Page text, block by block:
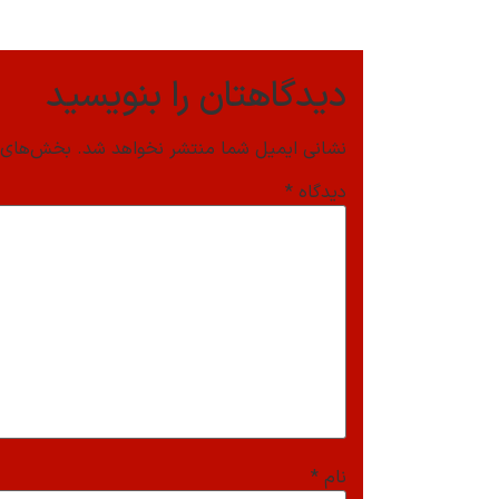
دیدگاهتان را بنویسید
نشانی ایمیل شما منتشر نخواهد شد. بخش‌های
دیدگاه *
نام *